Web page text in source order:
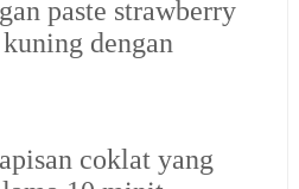
paste strawberry
dengan
coklat yang